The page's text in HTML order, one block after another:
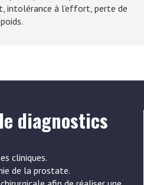
intolérance à l’effort, perte de
poids.
diagnostics
cliniques.
de la prostate.